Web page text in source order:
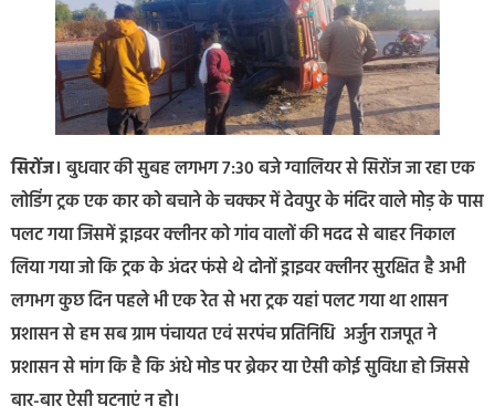
सिरोंज। बुधवार की सुबह लगभग 7:30 बजे ग्वालियर से सिरोंज जा रहा एक
लोडिंग ट्रक एक कार को बचाने के चक्कर में देवपुर के मंदिर वाले मोड़ के पास
पलट गया जिसमें ड्राइवर क्लीनर को गांव वालों की मदद से बाहर निकाल
लिया गया जो कि ट्रक के अंदर फंसे थे दोनों ड्राइवर क्लीनर सुरक्षित है अभी
लगभग कुछ दिन पहले भी एक रेत से भरा ट्रक यहां पलट गया था शासन
प्रशासन से हम सब ग्राम पंचायत एवं सरपंच प्रतिनिधि अर्जुन राजपूत ने
प्रशासन से मांग कि है कि अंधे मोड पर ब्रेकर या ऐसी कोई सुविधा हो जिससे
बार-बार ऐसी घटनाएं न हो।